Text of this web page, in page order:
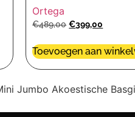
Ortega
€489,00 €399,00
Toevoegen aan
Jumbo Akoestische